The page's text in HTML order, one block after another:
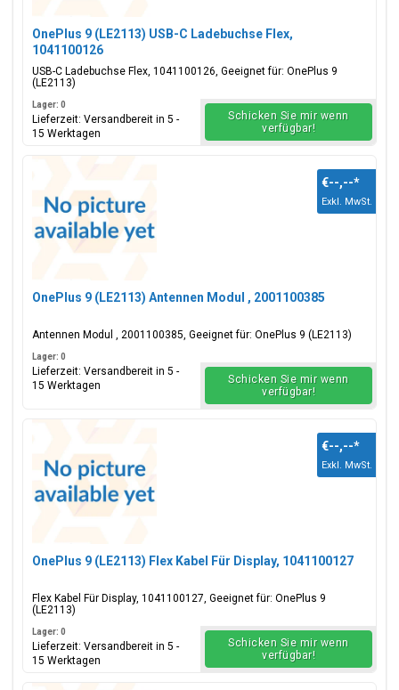
OnePlus 9 (LE2113) USB-C Ladebuchse Flex,
1041100126
USB-C Ladebuchse Flex, 1041100126, Geeignet für: OnePlus 9
(LE2113)
Lager: 0
Lieferzeit: Versandbereit in 5 -
15 Werktagen
Schicken Sie mir wenn
verfügbar!
OnePlus 9 (LE2113) Antennen Modul , 2001100385
Antennen Modul , 2001100385, Geeignet für: OnePlus 9 (LE2113)
€--,--*
Exkl. MwSt.
Lager: 0
Lieferzeit: Versandbereit in 5 -
15 Werktagen
Schicken Sie mir wenn
verfügbar!
OnePlus 9 (LE2113) Flex Kabel Für Display, 1041100127
Flex Kabel Für Display, 1041100127, Geeignet für: OnePlus 9
(LE2113)
€--,--*
Exkl. MwSt.
Lager: 0
Lieferzeit: Versandbereit in 5 -
15 Werktagen
Schicken Sie mir wenn
verfügbar!